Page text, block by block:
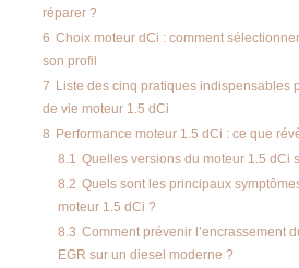
réparer ?
6 Choix moteur dCi : comment
son profil
7 Liste des cinq pratiques indispensables
de vie moteur 1.5 dCi
8 Performance moteur 1.5 dCi : ce que
8.1 Quelles versions du moteur 1.5 dCi
8.2 Quels sont les principaux
moteur 1.5 dCi ?
8.3 Comment prévenir l’encrassement
EGR sur un diesel moderne ?